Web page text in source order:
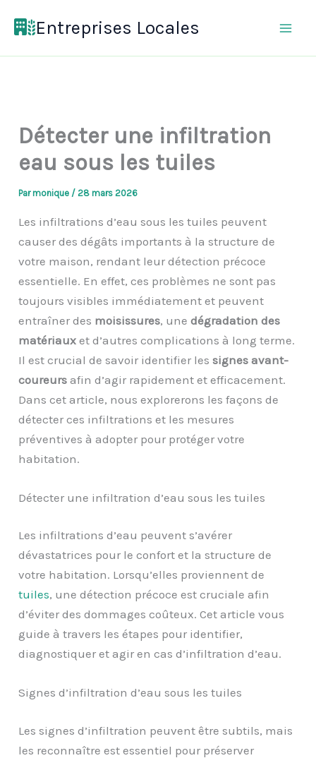
Entreprises Locales
Détecter une infiltration
eau sous les tuiles
Parmonique /28 mars 2026
Les infiltrations d’eau sous les tuiles peuvent
causer des dégâts importants à la structure de
votre maison, rendant leur détection précoce
essentielle. En effet, ces problèmes ne sont pas
toujours visibles immédiatement et peuvent
entraîner des moisissures, unedégradation des
matériaux et d’autres complications à long terme.
Il est crucial de savoir identifier lessignes avant-
coureurs afin d’agir rapidement et efficacement.
Dans cet article, nous explorerons les façons de
détecter ces infiltrations et les mesures
préventives à adopter pour protéger votre
habitation.
Détecter une infiltration d’eau sous les tuiles
Les infiltrations d’eau peuvent s’avérer
dévastatrices pour le confort et la structure de
votre habitation. Lorsqu’elles proviennent de
tuiles, une détection précoce est cruciale afin
d’éviter des dommages coûteux. Cet article vous
guide à travers les étapes pour identifier,
diagnostiquer et agir en cas d’infiltration d’eau.
Signes d’infiltration d’eau sous les tuiles
Les signes d’infiltration peuvent être subtils, mais
les reconnaître est essentiel pour préserver